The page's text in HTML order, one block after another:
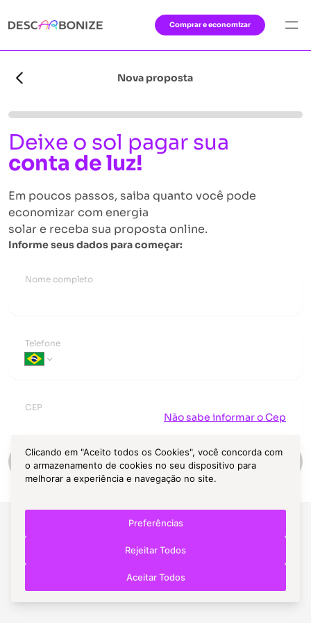
Comprar e economizar
Nova proposta
Deixe o sol pagar sua
conta de luz!
Em poucos passos, saiba quanto você pode
economizar com energia
solar e receba sua proposta online.
Informe seus dados para começar:
Nome completo
Telefone
CEP
Não sabe informar o Cep
Continuar
Clicando em "Aceito todos os Cookies", você concorda com
o armazenamento de cookies no seu dispositivo para
melhorar a experiência e navegação no site.
Preferências
Rejeitar Todos
Aceitar Todos